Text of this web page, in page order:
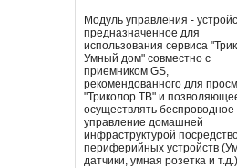
Модуль управления -
предназначенное для
использования сервиса
Умный дом" совместно с
приемником GS,
рекомендованного для
"Триколор ТВ" и
осуществлять беспроводное
управление домашней
инфраструктурой
периферийных устройств
датчики, умная розетка и т.д.)